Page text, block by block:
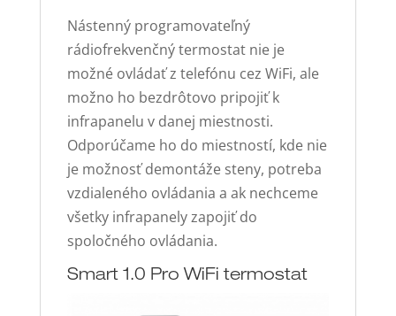
Nástenný programovateľný
rádiofrekvenčný termostat nie je
možné ovládať z telefónu cez WiFi, ale
možno ho bezdrôtovo pripojiť k
infrapanelu v danej miestnosti.
Odporúčame ho do miestností, kde nie
je možnosť demontáže steny, potreba
vzdialeného ovládania a ak nechceme
všetky infrapanely zapojiť do
spoločného ovládania.
Smart 1.0 Pro WiFi termostat